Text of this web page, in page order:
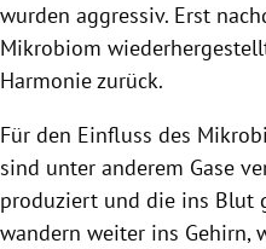
wurden aggressiv. Erst
Mikrobiom
Harmonie zurück.
Für den Einfluss des
sind unter anderem Gase
produziert und die ins Blut
wandern weiter ins Gehirn,